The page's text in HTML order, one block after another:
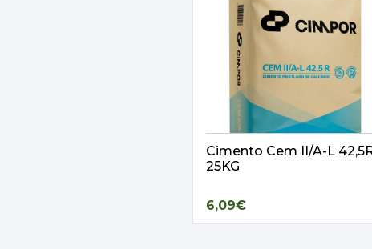
Cimento Cem II/A-L
25KG
6,09€